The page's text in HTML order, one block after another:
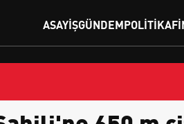
ASAYIŞGÜNDEMPOLITIKA